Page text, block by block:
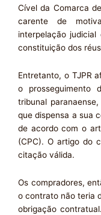
Cível da Comarca
carente de
interpelação
constituição dos
Entretanto, o TJPR
o prosseguimento
tribunal
que dispensa a sua
de acordo com o
(CPC). O artigo do
citação válida.
Os compradores,
o contrato não teria
obrigação